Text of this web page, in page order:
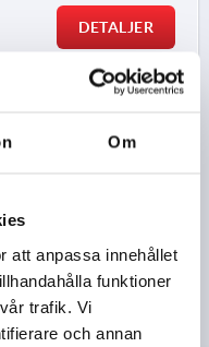
Om
att anpassa innehållet
funktioner
trafik. Vi
och annan
DETALJER
L=133,25,
A4 1.4404
RAL5002